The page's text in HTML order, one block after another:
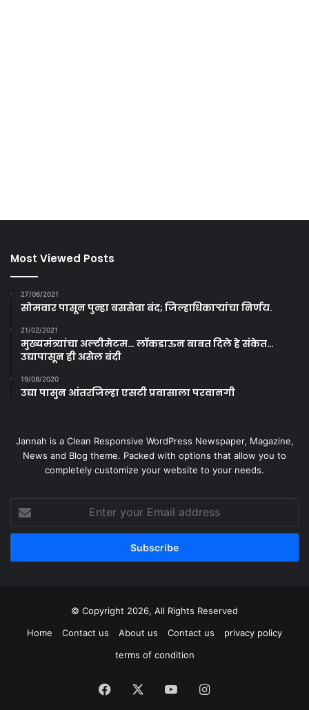
Most Viewed Posts
27/06/2021
सोमवार पासून पुन्हा बससेवा बंद; जिल्हाधिकाऱ्यांचा निर्णय.
21/02/2021
मुख्यमंत्र्यांचा अल्टीमेटम… लॉकडाऊन बाबत दिले हे संकेत…
उद्यापासून ही असेल बंदी
19/08/2020
उद्या पासुन आंतरजिल्हा एसटी प्रवासाला परवानगी
Jannah is a Clean Responsive WordPress Newspaper, Magazine,
News and Blog theme. Packed with options that allow you to
completely customize your website to your needs.
your
Email
© Copyright 2026, All Rights Reserved
Home
Contact us About us Contact us
privacy policy
terms of condition
Facebook YouTubeInstagram